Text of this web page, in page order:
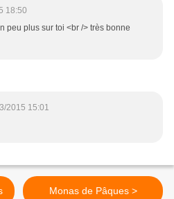
18:50
peu plus sur toi <br /> très bonne
2015 15:01
Monas de Pâques >